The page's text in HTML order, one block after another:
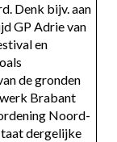
Denk bijv. aan
GP Adrie van
en
de gronden
Brabant
Noord-
dergelijke